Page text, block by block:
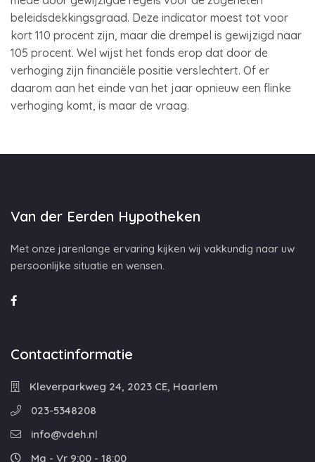
beleidsdekkingsgraad. Deze indicator moest tot voor
kort 110 procent zijn, maar die drempel is gewijzigd naar
105 procent. Wel wijst het fonds erop dat door de
verhoging zijn financiële positie verslechtert. Of er
daarom aan het einde van het jaar opnieuw een flinke
verhoging komt, is maar de vraag.
Van der Eerden Hypotheken
Met onze jarenlange ervaring kijken wij vakkundig naar uw
persoonlijke situatie en wensen.
Contactinformatie
Kleverparkweg 24, 2023 CE, Haarlem
023-5348208
info@vdeh.nl
Ma - Vr 9:00 - 18:00